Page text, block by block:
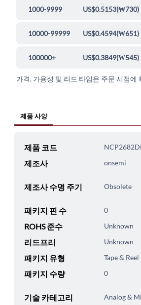
1000-9999 US$0.5153(₩730)
10000-99999 US$0.4594(₩651)
100000+ US$0.3849(₩545)
가격, 가용성 및 리드 타임은 주문 시점에
제품 사양
제품 코드
제조사 onsemi
제조사 수명 주기 Obsolete
패키지 핀 수 0
ROHS 준수 Unknown
리드프리 Unknown
패키지 유형 Tape & Reel
패키지 수량 0
기술 카테고리 Analog &